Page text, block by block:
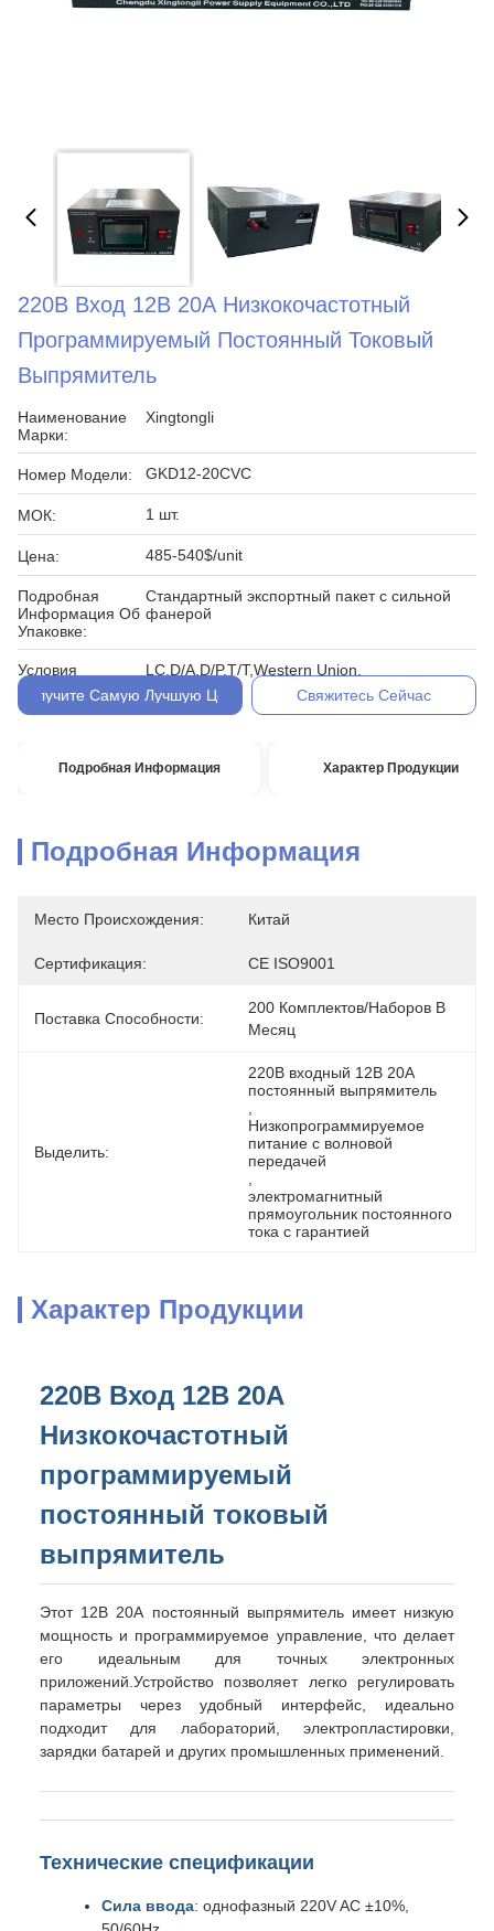
220В Вход 12В 20А Низкокочастотный
Программируемый Постоянный Токовый
Выпрямитель
Наименование
Марки:
Xingtongli
Номер Модели: GKD12-20CVC
МОК: 1 шт.
Цена: 485-540$/unit
Подробная
Информация Об
Упаковке:
Стандартный экспортный пакет с сильной
фанерой
Условия
Оплаты:
LC,D/A,D/P,T/T,Western Union,
Получите Самую Лучшую Цену
Свяжитесь Сейчас
Подробная Информация Характер Продукции
Подробная Информация
Место Происхождения: Китай
Сертификация: CE ISO9001
Поставка Способности:
200 Комплектов/наборов В
Месяц
Выделить:
220В входный 12В 20А
постоянный выпрямитель
Низкопрограммируемое
питание с волновой
передачей
электромагнитный
прямоугольник постоянного
тока с гарантией
Характер Продукции
220В Вход 12В 20А
Низкокочастотный
программируемый
постоянный токовый
выпрямитель
Этот 12В 20А постоянный выпрямитель имеет низкую
мощность и программируемое управление, что делает
его идеальным для точных электронных
приложений.Устройство позволяет легко регулировать
параметры через удобный интерфейс, идеально
подходит для лабораторий, электропластировки,
зарядки батарей и других промышленных применений.
Технические спецификации
Сила ввода: однофазный 220V AC ±10%,